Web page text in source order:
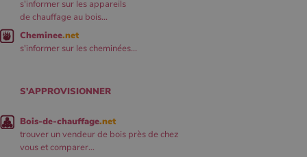
s'informer sur les appareils
de chauffage au bois...
Cheminee.net
s'informer sur les cheminées...
S'APPROVISIONNER
Bois-de-chauffage.net
trouver un vendeur de bois près de chez
vous et comparer...